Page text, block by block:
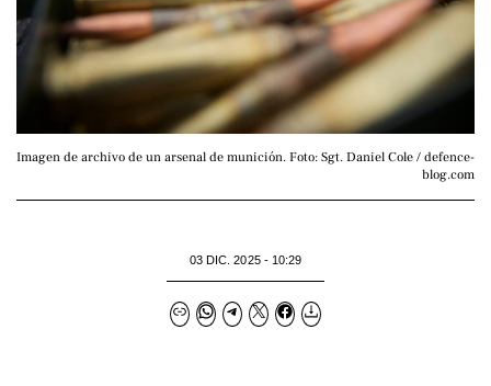
Imagen de archivo de un arsenal de munición. Foto: Sgt. Daniel Cole / defence-
blog.com
03 DIC. 2025 - 10:29